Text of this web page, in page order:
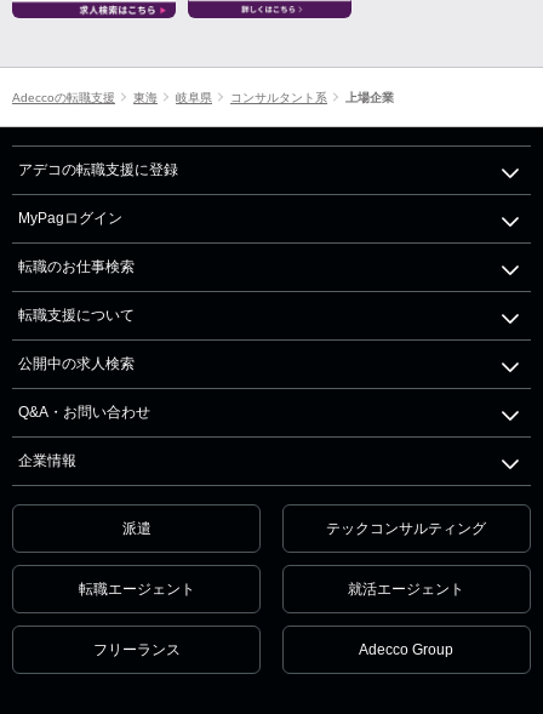
Adeccoの転職支援 東海 岐阜県 コンサルタント系 上場企業
アデコの転職支援に登録
MyPagログイン
転職のお仕事検索
転職支援について
公開中の求人検索
Q&A・お問い合わせ
企業情報
派遣 テックコンサルティング
転職エージェント 就活エージェント
フリーランス Adecco Group